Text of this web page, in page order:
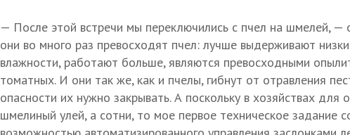
— После этой встречи мы переключились с пчел на шмелей, —
они во много раз превосходят пчел: лучше выдерживают
влажности, работают больше, являются превосходными
томатных. И они так же, как и пчелы, гибнут от отравления
опасности их нужно закрывать. А поскольку в хозяйствах для
шмелиный улей, а сотни, то мое первое техническое задание